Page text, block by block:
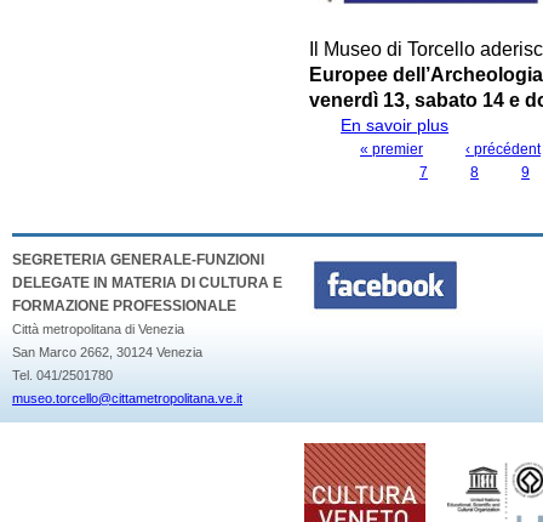
Il Museo di Torcello
Europee dell’Archeologia
venerdì 13, sabato 14 e
En savoir plus
GIORNATE
« premier
‹ précédent
7
8 9
SEGRETERIA GENERALE-FUNZIONI
DELEGATE IN MATERIA DI CULTURA E
FORMAZIONE PROFESSIONALE
Città metropolitana di Venezia
San Marco 2662, 30124 Venezia
Tel. 041/2501780
museo.torcello@cittametropolitana.ve.it